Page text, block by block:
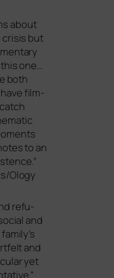
about
but
one…
both
film­
to an
Ology
refu­
and
and
yet